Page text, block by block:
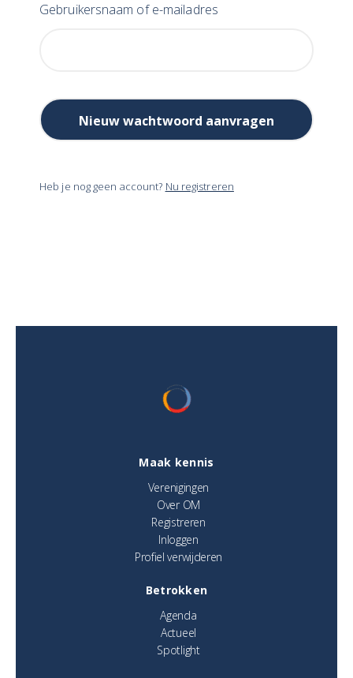
Gebruikersnaam of e-mailadres
Heb je nog geen account? Nu registreren
Maak kennis
Verenigingen
Over OM
Registreren
Inloggen
Profiel verwijderen
Betrokken
Agenda
Actueel
Spotlight